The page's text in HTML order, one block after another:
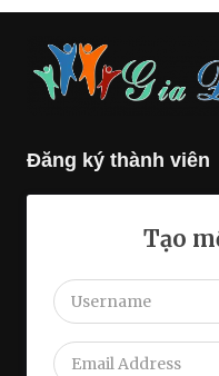
Đăng ký thành viên
Tạo